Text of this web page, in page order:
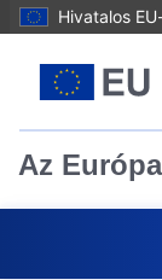
Hivatalos
Az